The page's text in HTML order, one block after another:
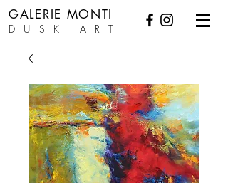
GALERIE MONTI
DUSK ART